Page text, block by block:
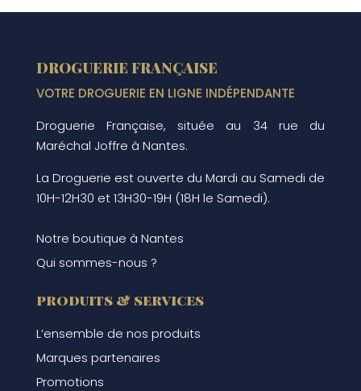
DROGUERIE FRANÇAISE
VOTRE DROGUERIE EN LIGNE INDÉPENDANTE
Droguerie Française, située au 34 rue du
Maréchal Joffre à Nantes.
La Droguerie est ouverte du Mardi au Samedi de
10H-12H30 et 13H30-19H (18H le Samedi).
Notre boutique à Nantes
Qui sommes-nous ?
produits & services
L’ensemble de nos produits
Marques partenaires
Promotions